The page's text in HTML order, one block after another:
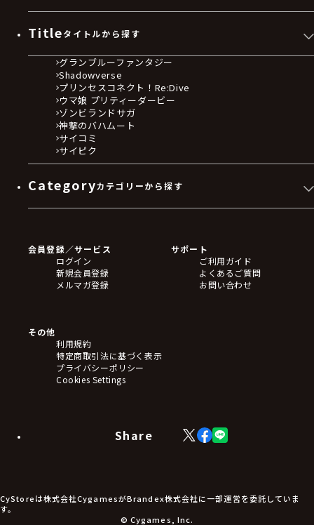
Titleタイトルから探す
グランブルーファンタジー
Shadowverse
プリンセスコネクト！Re:Dive
ウマ娘 プリティーダービー
ゾンビランドサガ
神撃のバハムート
サイコミ
サイピク
Categoryカテゴリーから探す
フィギュア
アクリルスタンド
バッジ
キーホルダー・ストラップ
ステッカー・シール・カード
タペストリー・ポスター
アームサポーター
ブレードホルダー
食品・飲料品
アパレル小物
アクセサリー
会員登録／サービス
ログイン
新規会員登録
メルマガ登録
サポート
ご利用ガイド
よくあるご質問
お問い合わせ
その他
利用規約
特定商取引法に基づく表示
プライバシーポリシー
Cookies Settings
Share
X
(Twitter)
Facebook
LINE
CyStoreは株式会社CygamesがBrandex株式会社に一部運営を委託していま
す。
© Cygames, Inc.